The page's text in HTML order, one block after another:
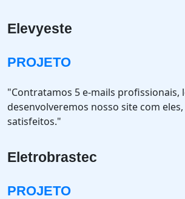
Elevyeste
PROJETO
"Contratamos 5 e-mails profissionais,
desenvolveremos nosso site com
satisfeitos."
Eletrobrastec
PROJETO